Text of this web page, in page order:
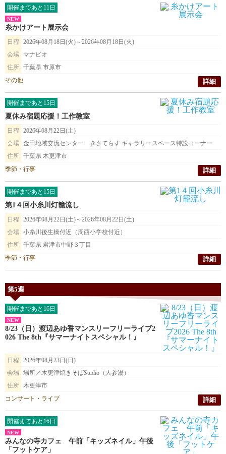
開催まであと11日
NEW
糸かけアート展示会
日程
2026年08月18日(火)～2026年08月18日(火)
会場
マナビオ
住所 千葉県 市原市
その他
詳細
開催まであと15日
夏休み宿題応援！工作教室
日程
2026年08月22日(土)
会場 金田地域交流センター きさてらす ギャラリースペース特設コーナー
住所 千葉県 木更津市
季節・行事
詳細
開催まであと15日
第1４回小糸川灯籠流し
日程
2026年08月22日(土)～2026年08月22日(土)
会場 小糸川後生橋付近（周西小学校付近）
住所 千葉県 君津市中野３丁目
季節・行事
詳細
第5週
開催まであと16日
NEW
8/23（日）渡辺あゆ香マンスリーフリーライブ2
026 The 8th『サマーナイトスペシャル！』
日程
2026年08月23日(日)
会場 場所／木更津焼きそばStudio（人参湯）
住所 木更津市
コンサート・ライブ
詳細
開催まであと16日
NEW
みんなの寺カフェ 午前「キッズネイル」午後
「フットケア」